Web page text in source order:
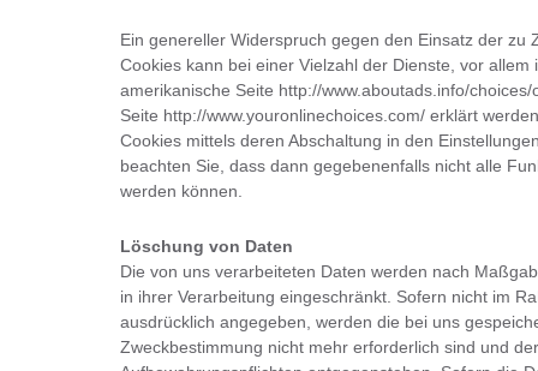
Ein genereller Widerspruch gegen den Einsatz der zu
Cookies kann bei einer Vielzahl der Dienste, vor
amerikanische Seite http://www.aboutads.info/choices/
Seite http://www.youronlinechoices.com/ erklärt
Cookies mittels deren Abschaltung in den
beachten Sie, dass dann gegebenenfalls nicht alle
werden können.
Löschung von Daten
Die von uns verarbeiteten Daten werden nach
in ihrer Verarbeitung eingeschränkt. Sofern nicht im
ausdrücklich angegeben, werden die bei uns
Zweckbestimmung nicht mehr erforderlich sind und